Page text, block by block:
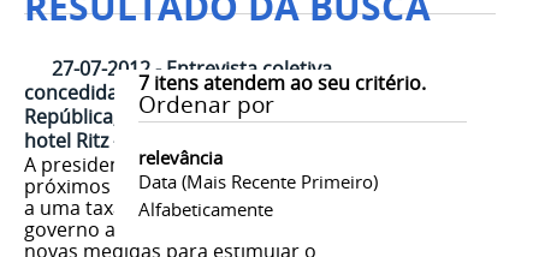
7itens atendem ao seu critério.
Ordenar por
relevância
Data (mais Recente Primeiro)
Alfabeticamente
27-07-2012 - Entrevista coletiva
concedida pela Presidenta da
República, Dilma Rousseff, no
hotel Ritz - Londres/Inglaterra
A presidenta disse que nos
próximos meses o Brasil crescerá
a uma taxa maior. Segundo ela, o
governo anunciará em breve
novas medidas para estimular o